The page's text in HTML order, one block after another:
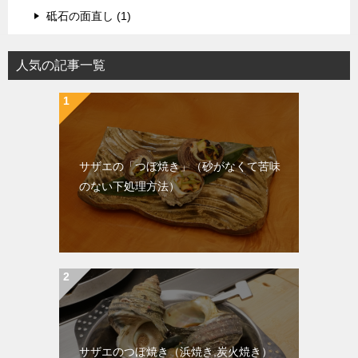
砥石の面直し (1)
人気の記事一覧
サザエの「つぼ焼き」（砂がなくて苦味
のない下処理方法）
サザエのつぼ焼き（浜焼き,炭火焼き）